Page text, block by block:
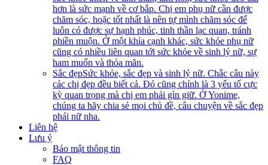
hơn là sức mạnh về cơ bắp. Chị em phụ nữ cần được
chăm sóc, hoặc tốt nhất là nên tự mình chăm sóc để
luôn có được sự hạnh phúc, tinh thần lạc quan, tránh
phiền muộn. Ở một khía cạnh khác, sức khỏe phụ nữ
cũng có nhiều liên quan tới sức khỏe về sinh lý nữ, sự
ham muốn và thỏa mãn.
Sắc đẹpSức khỏe, sắc đẹp và sinh lý nữ. Chắc câu này
các chị đẹp đều biết cả. Đó cũng chính là 3 yếu tố cực
kỳ quan trọng mà chị em phải gìn giữ. Ở Yonime,
chúng ta hãy chia sẻ mọi chủ đề, câu chuyện về sắc đẹp
phái nữ nha.
Liên hệ
Lưu ý
Bảo mật thông tin
FAQ